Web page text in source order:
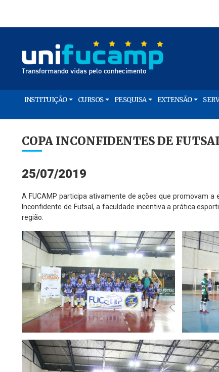
INSTITUIÇÃO CURSOS PESQUISA EXTENSÃO
COPA INCONFIDENTES DE
25/07/2019
A FUCAMP participa ativamente de ações que promovam
Inconfidente de Futsal, a faculdade incentiva a prática
região.